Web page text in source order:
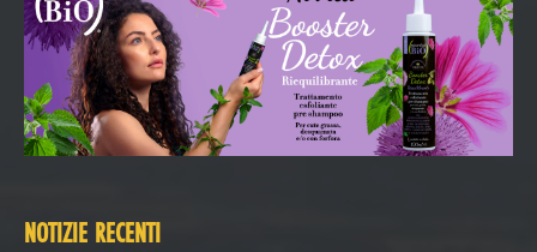
NOTIZIE RECENTI